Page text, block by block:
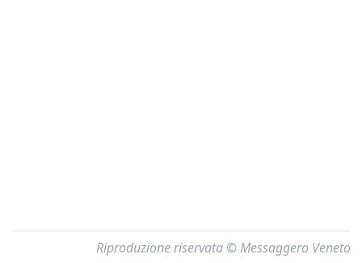
Riproduzione riservata © Messaggero Veneto